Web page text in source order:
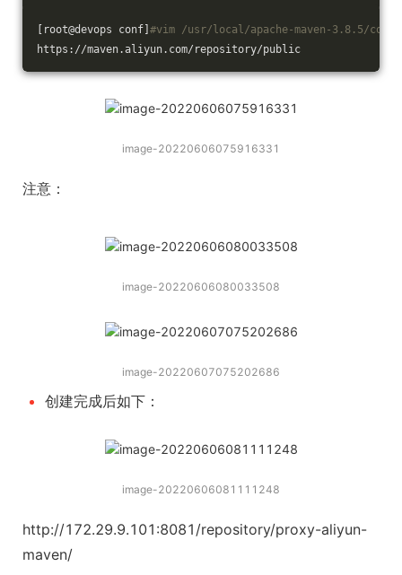
[root@devops conf] #vim /usr/local/apache-maven-3.8.5/
https://maven.aliyun.com/repository/public
image-20220606075916331
注意：
image-20220606080033508
image-20220607075202686
创建完成后如下：
image-20220606081111248
http://172.29.9.101:8081/repository/proxy-aliyun-
maven/